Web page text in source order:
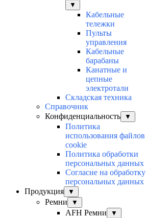
▼
Кабельные
тележки
Пульты
управления
Кабельные
барабаны
Канатные и
цепные
электротали
Складская техника
Справочник
Конфиденциальность
▼
Политика
использования файлов
cookie
Политика обработки
персональных данных
Согласие на обработку
персональных данных
Продукция
▼
Ремни ▼
AFH Ремни ▼